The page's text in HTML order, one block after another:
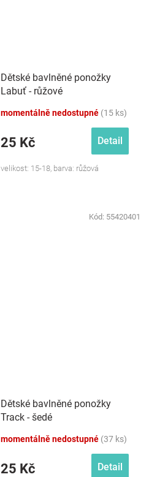
Dětské bavlněné ponožky
Labuť - růžové
momentálně nedostupné (15 ks)
25 Kč Detail
velikost: 15-18, barva: růžová
Kód: 55420401
Dětské bavlněné ponožky
Track - šedé
momentálně nedostupné (37 ks)
25 Kč Detail